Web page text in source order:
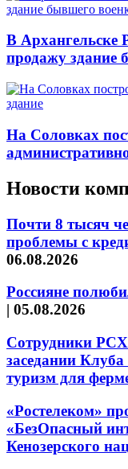
В Архангельске
продажу здание
На Соловках
Новости
Почти 8 тысяч
проблемы с
06.08.2026
Россияне
| 05.08.2026
Сотрудники
заседании
туризм для
«Ростелеком»
«БезОпасный
Кенозерского